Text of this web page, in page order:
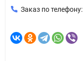
Заказ по телефону: